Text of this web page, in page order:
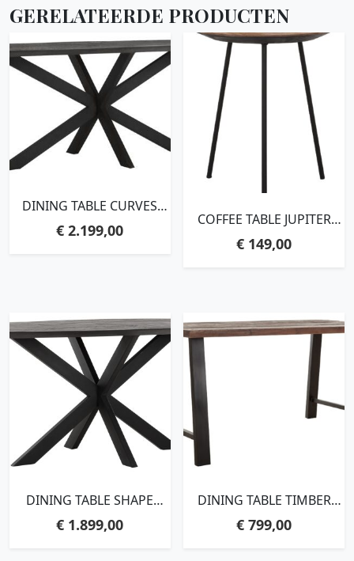
GERELATEERDE PRODUCTEN
DINING TABLE CURVES
BLACK,78X260X100 CM,
€ 2.199,00
COFFEE TABLE JUPITER
CM, RECYCLED
€ 149,00
DINING TABLE SHAPE
CM, RECYCLED
€ 1.899,00
DINING TABLE TIMBER
CM, MIXED WOOD
€ 799,00